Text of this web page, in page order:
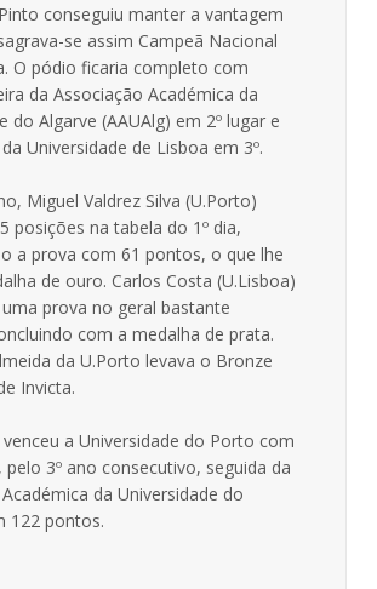
conseguiu manter a vantagem
se assim Campeã Nacional
O pódio ficaria completo com
da Associação Académica da
do Algarve (AAUAlg) em 2º lugar e
Universidade de Lisboa em 3º.
Miguel Valdrez Silva (U.Porto)
posições na tabela do 1º dia,
a prova com 61 pontos, o que lhe
de ouro. Carlos Costa (U.Lisboa)
prova no geral bastante
com a medalha de prata.
da U.Porto levava o Bronze
Invicta.
a Universidade do Porto com
3º ano consecutivo, seguida da
da Universidade do
122 pontos.